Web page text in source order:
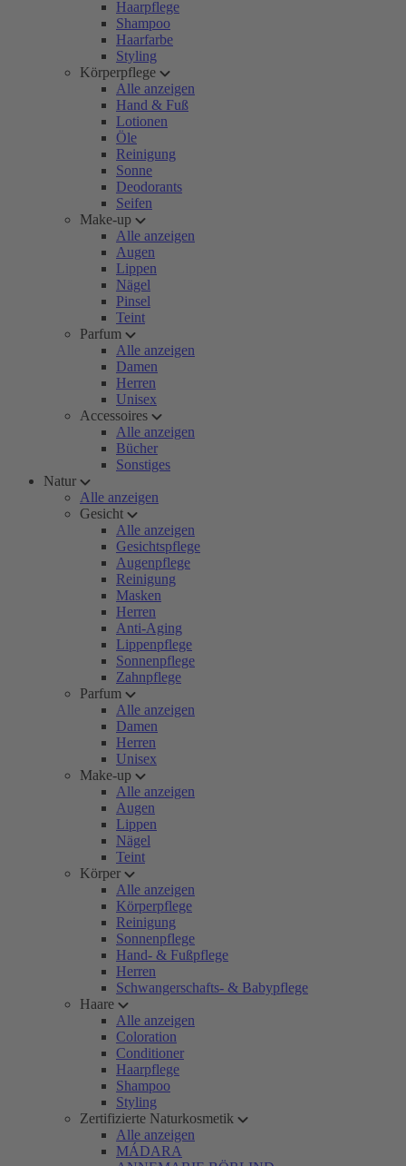
Haarpflege
Shampoo
Haarfarbe
Styling
Körperpflege
Alle anzeigen
Hand & Fuß
Lotionen
Öle
Reinigung
Sonne
Deodorants
Seifen
Make-up
Alle anzeigen
Augen
Lippen
Nägel
Pinsel
Teint
Parfum
Alle anzeigen
Damen
Herren
Unisex
Accessoires
Alle anzeigen
Bücher
Sonstiges
Natur
Alle anzeigen
Gesicht
Alle anzeigen
Gesichtspflege
Augenpflege
Reinigung
Masken
Herren
Anti-Aging
Lippenpflege
Sonnenpflege
Zahnpflege
Parfum
Alle anzeigen
Damen
Herren
Unisex
Make-up
Alle anzeigen
Augen
Lippen
Nägel
Teint
Körper
Alle anzeigen
Körperpflege
Reinigung
Sonnenpflege
Hand- & Fußpflege
Herren
Schwangerschafts- & Babypflege
Haare
Alle anzeigen
Coloration
Conditioner
Haarpflege
Shampoo
Styling
Zertifizierte Naturkosmetik
Alle anzeigen
MÁDARA